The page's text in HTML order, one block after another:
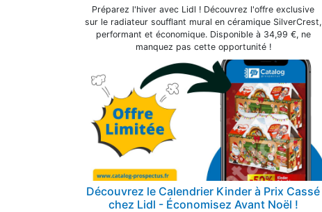
Préparez l'hiver avec Lidl ! Découvrez l'offre exclusive
sur le radiateur soufflant mural en céramique SilverCrest,
performant et économique. Disponible à 34,99 €, ne
manquez pas cette opportunité !
Découvrez le Calendrier Kinder à Prix Cassé
chez Lidl - Économisez Avant Noël !